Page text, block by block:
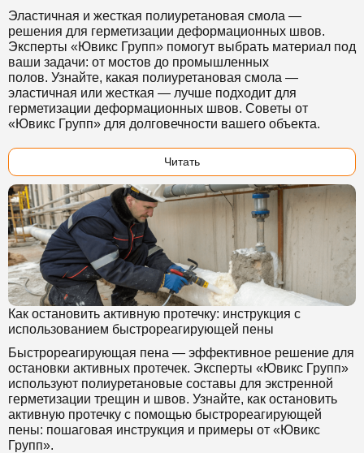
Эластичная и жесткая полиуретановая смола —
решения для герметизации деформационных швов.
Эксперты «Ювикс Групп» помогут выбрать материал под
ваши задачи: от мостов до промышленных
полов. Узнайте, какая полиуретановая смола —
эластичная или жесткая — лучше подходит для
герметизации деформационных швов. Советы от
«Ювикс Групп» для долговечности вашего объекта.
Читать
Как остановить активную протечку: инструкция с
использованием быстрореагирующей пены
Быстрореагирующая пена — эффективное решение для
остановки активных протечек. Эксперты «Ювикс Групп»
используют полиуретановые составы для экстренной
герметизации трещин и швов. Узнайте, как остановить
активную протечку с помощью быстрореагирующей
пены: пошаговая инструкция и примеры от «Ювикс
Групп».